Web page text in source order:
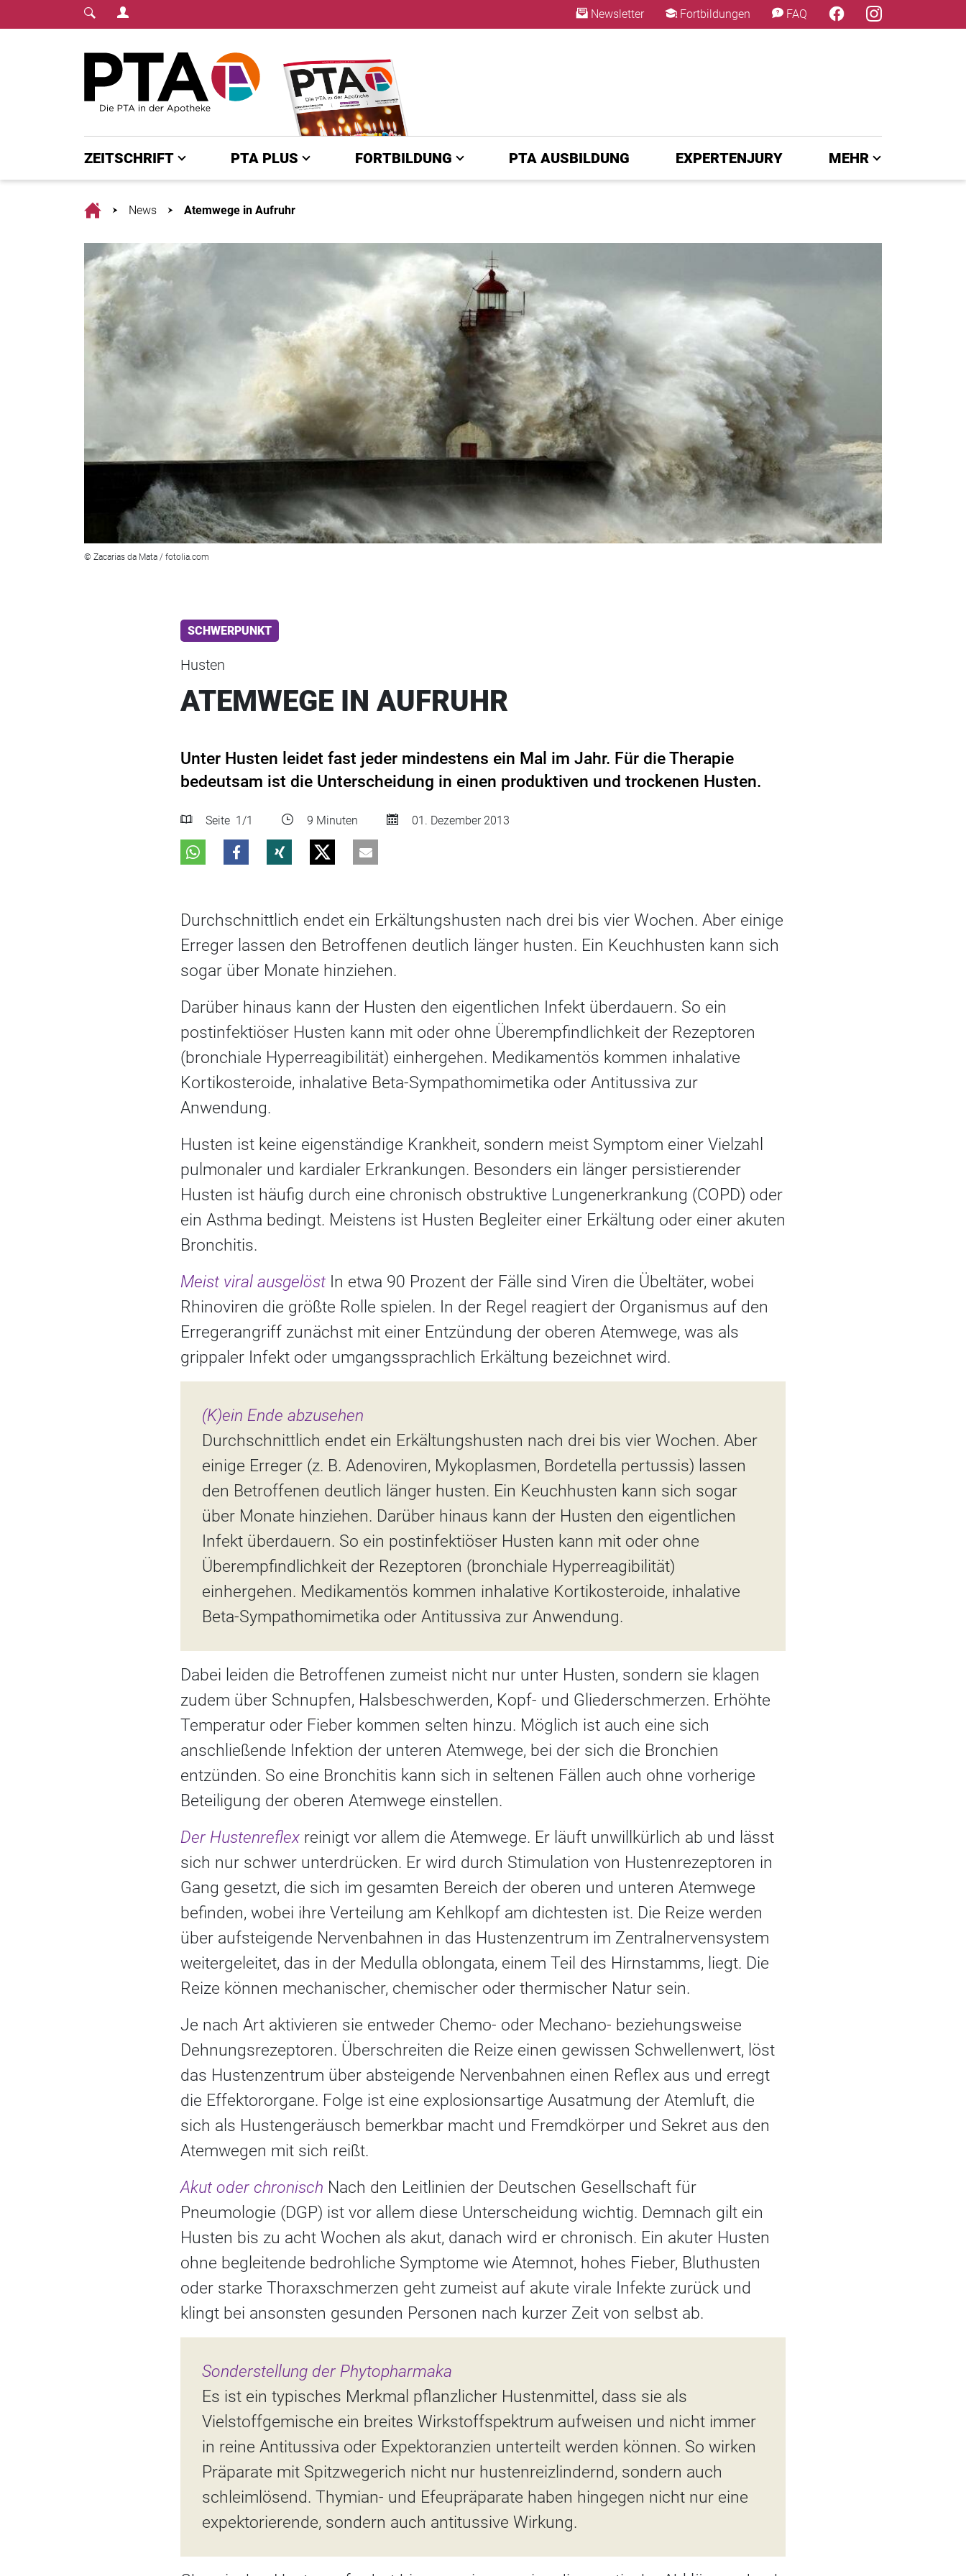
Login Menu Newsletter Fortbildungen FAQ
ZEITSCHRIFT PTA PLUS FORTBILDUNG PTA AUSBILDUNG EXPERTENJURY MEHR
HomeNews Atemwege in Aufruhr
© Zacarias da Mata / fotolia.com
SCHWERPUNKT
Husten
ATEMWEGE IN AUFRUHR
Unter Husten leidet fast jeder mindestens ein Mal im Jahr. Für die Therapie
bedeutsam ist die Unterscheidung in einen produktiven und trockenen Husten.
Seite 1/1 9 Minuten 01. Dezember 2013
Durchschnittlich endet ein Erkältungshusten nach drei bis vier Wochen. Aber einige
Erreger lassen den Betroffenen deutlich länger husten. Ein Keuchhusten kann sich
sogar über Monate hinziehen.
Darüber hinaus kann der Husten den eigentlichen Infekt überdauern. So ein
postinfektiöser Husten kann mit oder ohne Überempfindlichkeit der Rezeptoren
(bronchiale Hyperreagibilität) einhergehen. Medikamentös kommen inhalative
Kortikosteroide, inhalative Beta-Sympathomimetika oder Antitussiva zur
Anwendung.
Husten ist keine eigenständige Krankheit, sondern meist Symptom einer Vielzahl
pulmonaler und kardialer Erkrankungen. Besonders ein länger persistierender
Husten ist häufig durch eine chronisch obstruktive Lungenerkrankung (COPD) oder
ein Asthma bedingt. Meistens ist Husten Begleiter einer Erkältung oder einer akuten
Bronchitis.
Meist viral ausgelöst In etwa 90 Prozent der Fälle sind Viren die Übeltäter, wobei
Rhinoviren die größte Rolle spielen. In der Regel reagiert der Organismus auf den
Erregerangriff zunächst mit einer Entzündung der oberen Atemwege, was als
grippaler Infekt oder umgangssprachlich Erkältung bezeichnet wird.
(K)ein Ende abzusehen
Durchschnittlich endet ein Erkältungshusten nach drei bis vier Wochen. Aber
einige Erreger (z. B. Adenoviren, Mykoplasmen, Bordetella pertussis) lassen
den Betroffenen deutlich länger husten. Ein Keuchhusten kann sich sogar
über Monate hinziehen. Darüber hinaus kann der Husten den eigentlichen
Infekt überdauern. So ein postinfektiöser Husten kann mit oder ohne
Überempfindlichkeit der Rezeptoren (bronchiale Hyperreagibilität)
einhergehen. Medikamentös kommen inhalative Kortikosteroide, inhalative
Beta-Sympathomimetika oder Antitussiva zur Anwendung.
Dabei leiden die Betroffenen zumeist nicht nur unter Husten, sondern sie klagen
zudem über Schnupfen, Halsbeschwerden, Kopf- und Gliederschmerzen. Erhöhte
Temperatur oder Fieber kommen selten hinzu. Möglich ist auch eine sich
anschließende Infektion der unteren Atemwege, bei der sich die Bronchien
entzünden. So eine Bronchitis kann sich in seltenen Fällen auch ohne vorherige
Beteiligung der oberen Atemwege einstellen.
Der Hustenreflex reinigt vor allem die Atemwege. Er läuft unwillkürlich ab und lässt
sich nur schwer unterdrücken. Er wird durch Stimulation von Hustenrezeptoren in
Gang gesetzt, die sich im gesamten Bereich der oberen und unteren Atemwege
befinden, wobei ihre Verteilung am Kehlkopf am dichtesten ist. Die Reize werden
über aufsteigende Nervenbahnen in das Hustenzentrum im Zentralnervensystem
weitergeleitet, das in der Medulla oblongata, einem Teil des Hirnstamms, liegt. Die
Reize können mechanischer, chemischer oder thermischer Natur sein.
Je nach Art aktivieren sie entweder Chemo- oder Mechano- beziehungsweise
Dehnungsrezeptoren. Überschreiten die Reize einen gewissen Schwellenwert, löst
das Hustenzentrum über absteigende Nervenbahnen einen Reflex aus und erregt
die Effektororgane. Folge ist eine explosionsartige Ausatmung der Atemluft, die
sich als Hustengeräusch bemerkbar macht und Fremdkörper und Sekret aus den
Atemwegen mit sich reißt.
Akut oder chronisch Nach den Leitlinien der Deutschen Gesellschaft für
Pneumologie (DGP) ist vor allem diese Unterscheidung wichtig. Demnach gilt ein
Husten bis zu acht Wochen als akut, danach wird er chronisch. Ein akuter Husten
ohne begleitende bedrohliche Symptome wie Atemnot, hohes Fieber, Bluthusten
oder starke Thoraxschmerzen geht zumeist auf akute virale Infekte zurück und
klingt bei ansonsten gesunden Personen nach kurzer Zeit von selbst ab.
Sonderstellung der Phytopharmaka
Es ist ein typisches Merkmal pflanzlicher Hustenmittel, dass sie als
Vielstoffgemische ein breites Wirkstoffspektrum aufweisen und nicht immer
in reine Antitussiva oder Expektoranzien unterteilt werden können. So wirken
Präparate mit Spitzwegerich nicht nur hustenreizlindernd, sondern auch
schleimlösend. Thymian- und Efeupräparate haben hingegen nicht nur eine
expektorierende, sondern auch antitussive Wirkung.
×